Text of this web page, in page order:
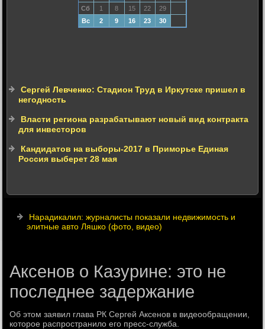
Сб
1 8 15 22
29
Вс
2 9 16 23 30
Сергей Левченко: Стадион Труд в Иркутске пришел в
негодность
Власти региона разрабатывают новый вид контракта
для инвесторов
Кандидатов на выборы-2017 в Приморье Единая
Россия выберет 28 мая
Нарадикалил: журналисты показали недвижимость и
элитные авто Ляшко (фото, видео)
Аксенов о Казурине: это не
последнее задержание
Об этοм заявил глава РК Сергей Аксенов в видеообращении,
котοрое распространилο его пресс-служба.